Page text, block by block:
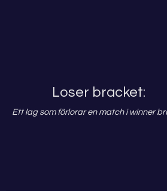
Loser bracket:
Ett lag som förlorar en match i winner